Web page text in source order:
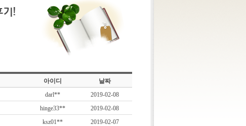
아이디
날짜
darl**
2019-02-08
hinge33**
2019-02-08
ksz01**
2019-02-07